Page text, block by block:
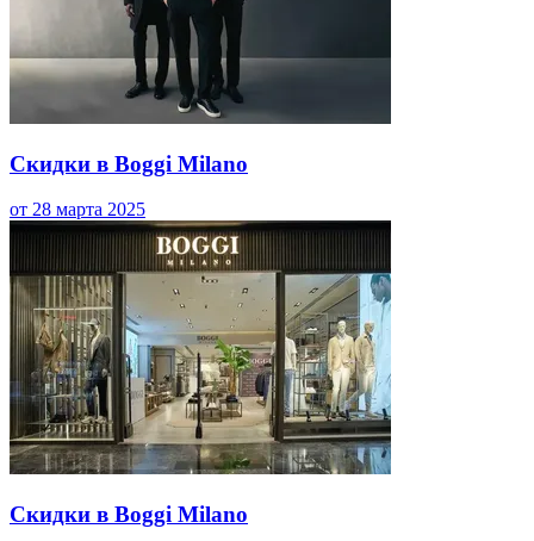
Скидки в Boggi Milano
от 28 марта 2025
Скидки в Boggi Milano